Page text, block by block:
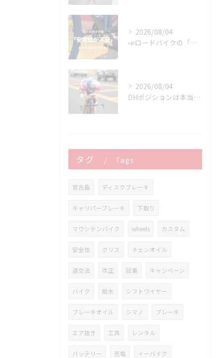
2026/08/04
📣ロードバイクの「安定性が不安」という方にオススメ👍
2026/08/04
DHポジションは本当に速いのか？ 速さを決めるのはDHバーではなく「維持できるポジション」です
タグ Tags
宮古島 ディスクブレーキ
キャリパーブレーキ 下取り
マウンテンバイク wheels カスタム
安全性 グリス チェンオイル
道交法 改正 試乗 キャンペーン
バイク 脱水 シフトワイヤー
ブレーキオイル シマノ ブレーキ
エア抜き 工具 レンタル
バッテリー 充電 イーバイク